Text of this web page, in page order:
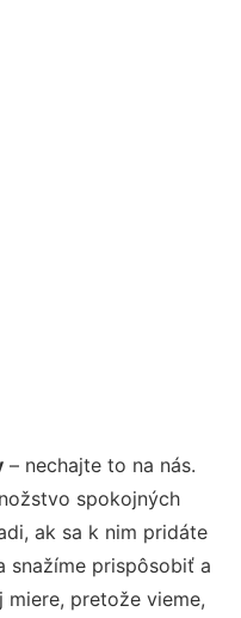
– nechajte to na nás.
spokojných
ak sa k nim pridáte
snažíme prispôsobiť a
pretože vieme,